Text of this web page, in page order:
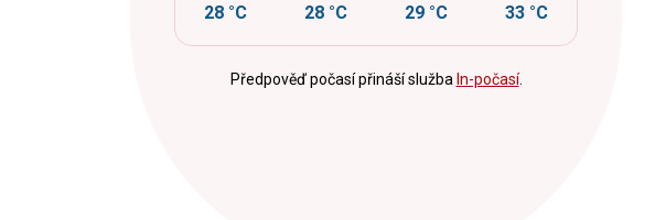
28 °C 28 °C 29 °C 33 °C
Předpověď počasí přináší služba In-počasí.